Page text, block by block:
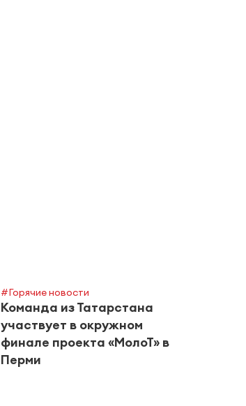
#Горячие новости
Команда из Татарстана
участвует в окружном
финале проекта «МолоТ» в
Перми